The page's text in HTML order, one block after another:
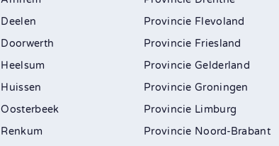
Deelen
Doorwerth
Heelsum
Huissen
Oosterbeek
Renkum
Flevoland
Friesland
Gelderland
Groningen
Limburg
Noord-Brabant